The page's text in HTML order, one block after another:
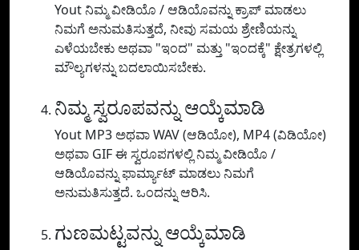
Yout ನಿಮ್ಮ ವೀಡಿಯೊ / ಆಡಿಯೊವನ್ನು ಕ್ರಾಪ್ ಮಾಡಲು
ನಿಮಗೆ ಅನುಮತಿಸುತ್ತದೆ, ನೀವು ಸಮಯ ಶ್ರೇಣಿಯನ್ನು
ಎಳೆಯಬೇಕು ಅಥವಾ "ಇಂದ" ಮತ್ತು "ಇಂದಕ್ಕೆ" ಕ್ಷೇತ್ರಗಳಲ್ಲಿ
ಮೌಲ್ಯಗಳನ್ನು ಬದಲಾಯಿಸಬೇಕು.
ನಿಮ್ಮ ಸ್ವರೂಪವನ್ನು ಆಯ್ಕೆಮಾಡಿ
Yout MP3 ಅಥವಾ WAV (ಆಡಿಯೋ), MP4 (ವಿಡಿಯೋ)
ಅಥವಾ GIF ಈ ಸ್ವರೂಪಗಳಲ್ಲಿ ನಿಮ್ಮ ವೀಡಿಯೊ /
ಆಡಿಯೊವನ್ನು ಫಾರ್ಮ್ಯಾಟ್ ಮಾಡಲು ನಿಮಗೆ
ಅನುಮತಿಸುತ್ತದೆ. ಒಂದನ್ನು ಆರಿಸಿ.
ಗುಣಮಟ್ಟವನ್ನು ಆಯ್ಕೆಮಾಡಿ